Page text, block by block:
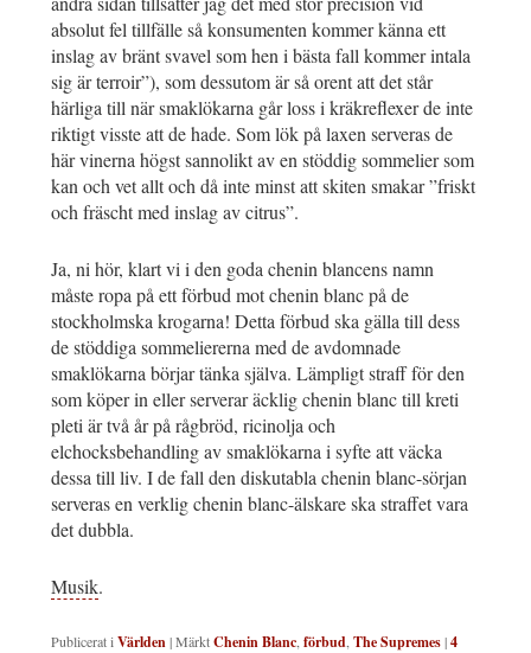
absolut fel tillfälle så konsumenten kommer känna ett
inslag av bränt svavel som hen i bästa fall kommer intala
sig är terroir”), som dessutom är så orent att det står
härliga till när smaklökarna går loss i kräkreflexer de inte
riktigt visste att de hade. Som lök på laxen serveras de
här vinerna högst sannolikt av en stöddig sommelier som
kan och vet allt och då inte minst att skiten smakar ”friskt
och fräscht med inslag av citrus”.
Ja, ni hör, klart vi i den goda chenin blancens namn
måste ropa på ett förbud mot chenin blanc på de
stockholmska krogarna! Detta förbud ska gälla till dess
de stöddiga sommeliererna med de avdomnade
smaklökarna börjar tänka själva. Lämpligt straff för den
som köper in eller serverar äcklig chenin blanc till kreti
pleti är två år på rågbröd, ricinolja och
elchocksbehandling av smaklökarna i syfte att väcka
dessa till liv. I de fall den diskutabla chenin blanc-sörjan
serveras en verklig chenin blanc-älskare ska straffet vara
det dubbla.
Musik.
Publicerat i Världen|MärktChenin Blanc förbud The Supremes|4